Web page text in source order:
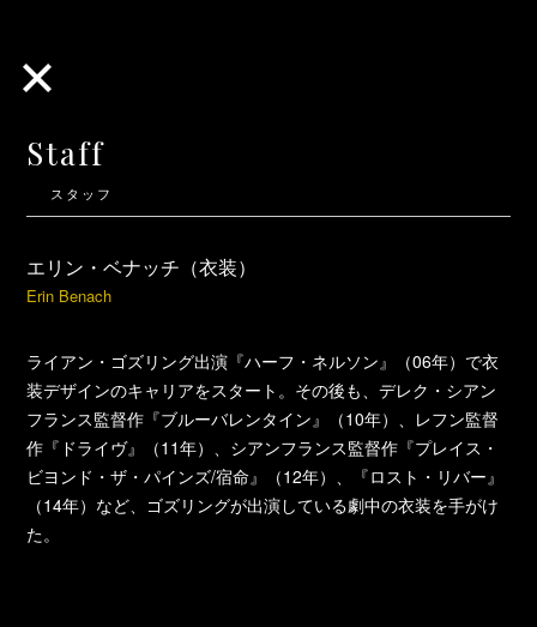
Staff
スタッフ
エリン・ベナッチ（衣装）
Erin Benach
ライアン・ゴズリング出演『ハーフ・ネルソン』（06年）で衣
装デザインのキャリアをスタート。その後も、デレク・シアン
フランス監督作『ブルーバレンタイン』（10年）、レフン監督
作『ドライヴ』（11年）、シアンフランス監督作『プレイス・
ビヨンド・ザ・パインズ/宿命』（12年）、『ロスト・リバー』
（14年）など、ゴズリングが出演している劇中の衣装を手がけ
た。